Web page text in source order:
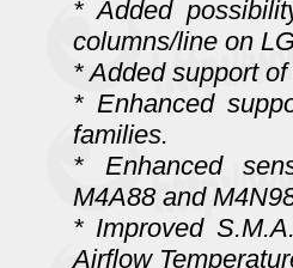
* Added
columns/line on
* Added support
* Enhanced
families.
* Enhanced
M4A88 and
* Improved
Airflow